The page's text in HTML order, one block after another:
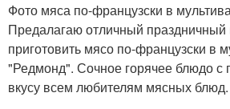
Фото мяса по-французски в
Предалагаю отличный праздничный
приготовить мясо по-французски в
"Редмонд". Сочное горячее блюдо с
вкусу всем любителям мясных блюд.